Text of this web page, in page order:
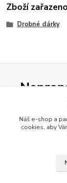
Zboží
Drobné dárky
Můžete
Náš e-shop a
cookies, aby